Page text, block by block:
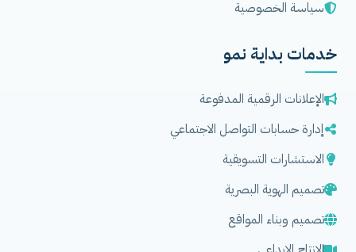
سياسة الخصوصية
خدمات بداية نمو
الإعلانات الرقمية المدفوعة
إدارة حسابات التواصل الاجتماعي
الاستشارات التسويقية
تصميم الهوية البصرية
تصميم وبناء المواقع